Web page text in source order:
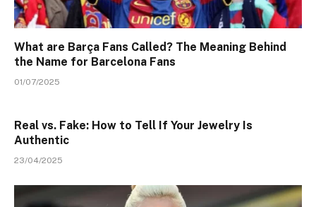
What are Barça Fans Called? The Meaning Behind
the Name for Barcelona Fans
01/07/2025
Real vs. Fake: How to Tell If Your Jewelry Is
Authentic
23/04/2025